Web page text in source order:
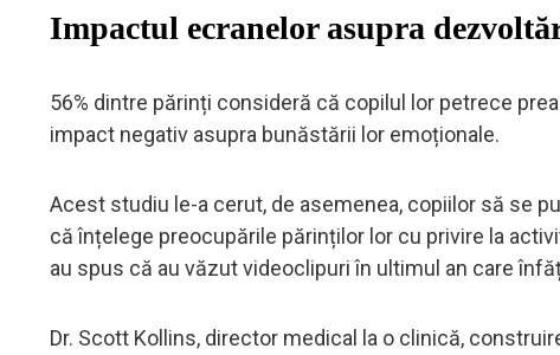
Impactul ecranelor asupra
56% dintre părinți consideră că copilul lor petrece
impact negativ asupra bunăstării lor emoționale.
Acest studiu le-a cerut, de asemenea, copiilor să se
că înțelege preocupările părinților lor cu privire la
au spus că au văzut videoclipuri în ultimul an care
Dr. Scott Kollins, director medical la o clinică,